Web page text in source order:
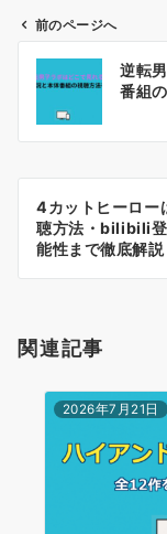
ン
前のページへ
逆転
番組
4カットヒーロー
聴方法・bilibili登
能性まで徹底解説
関連記事
2026年7月21日